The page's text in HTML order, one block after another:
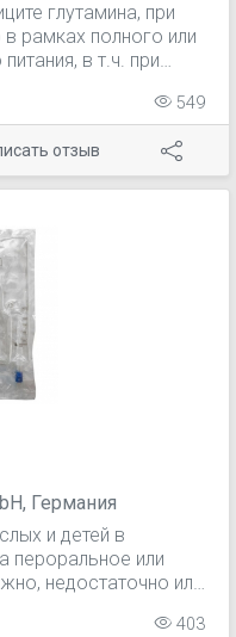
глутамина, при
рамках полного или
в т.ч. при
при
тяжелых
сепсисе, тяжелых
549
отзыв
Германия
и детей в
пероральное или
недостаточно или
403